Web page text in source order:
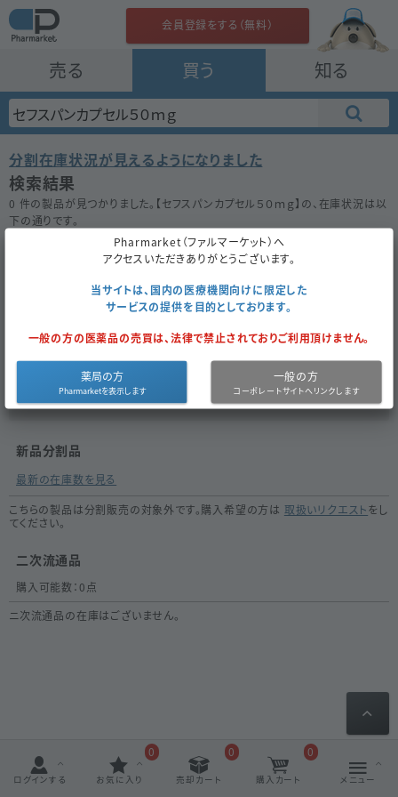
売る 買う 知る
会員登録をする（無料）
分割在庫状況が見えるようになりました
検索結果
0 件の製品が見つかりました。【セフスパンカプセル５０ｍｇ】の、在庫状況は以
下の通りです。
在庫がない場合は★ボタンを押してお気に入り登録をしておきましょう。
200件
セフスパンカプセル５０ｍｇ
お気に入り
内
服
医薬品種
別
発
分
セフィキシム
水和物
で探す
新品分割品
最新の在庫数を見る
こちらの製品は分割販売の対象外です。購入希望の方は 取扱いリクエストをし
てください。
二次流通品
購入可能数：0点
ニ次流通品の在庫はございません。
ログインする お気に入り
0
売却カート
0
購入カート
0
メニュー
Pharmarket（ファルマーケット）へ
アクセスいただきありがとうございます。
当サイトは、国内の医療機関向けに限定した
サービスの提供を目的としております。
一般の方の医薬品の売買は、法律で禁止されておりご利用頂けません。
薬局の方 一般の方